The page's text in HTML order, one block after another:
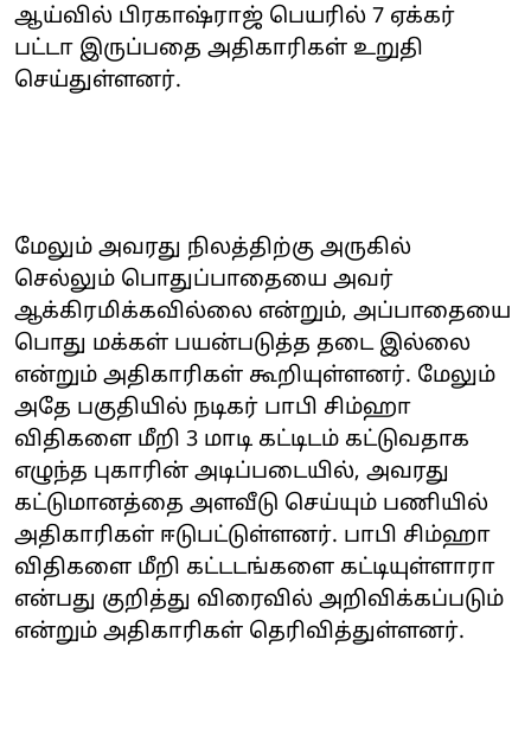
ஆய்வில் பிரகாஷ்ராஜ் பெயரில் 7 ஏக்கர்
பட்டா இருப்பதை அதிகாரிகள் உறுதி
செய்துள்ளனர்.
மேலும் அவரது நிலத்திற்கு அருகில்
செல்லும் பொதுப்பாதையை அவர்
ஆக்கிரமிக்கவில்லை என்றும், அப்பாதையை
பொது மக்கள் பயன்படுத்த தடை இல்லை
என்றும் அதிகாரிகள் கூறியுள்ளனர். மேலும்
அதே பகுதியில் நடிகர் பாபி சிம்ஹா
விதிகளை மீறி 3 மாடி கட்டிடம் கட்டுவதாக
எழுந்த புகாரின் அடிப்படையில், அவரது
கட்டுமானத்தை அளவீடு செய்யும் பணியில்
அதிகாரிகள் ஈடுபட்டுள்ளனர். பாபி சிம்ஹா
விதிகளை மீறி கட்டடங்களை கட்டியுள்ளாரா
என்பது குறித்து விரைவில் அறிவிக்கப்படும்
என்றும் அதிகாரிகள் தெரிவித்துள்ளனர்.